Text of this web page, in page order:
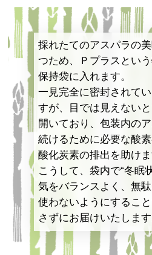
採れたてのアスパラの
つため、Ｐプラスとい
保持袋に入れます。
一見完全に密封されて
すが、目では見えない
開いており、包装内の
続けるために必要な酸
酸化炭素の排出を助けま
こうして、袋内で“冬眠
気をバランスよく、無
使わないようにするこ
さずにお届けいたします